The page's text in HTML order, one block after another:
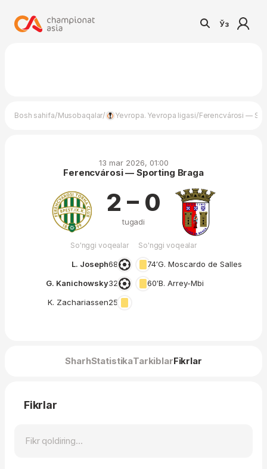
Ўз
Bosh sahifa/Musobaqalar/ Yevropa. Yevropa ligasi/Ferencvárosi —
13 mar 2026, 01:00
Ferencvárosi — Sporting Braga
So'nggi voqealar
L. Joseph68′
G. Kanichowsky32′
K. Zachariassen25′
2 – 0
tugadi
So'nggi voqealar
74′G. Moscardo de Salles
60′B. Arrey-Mbi
SharhStatistikaTarkiblarFikrlar
Fikrlar